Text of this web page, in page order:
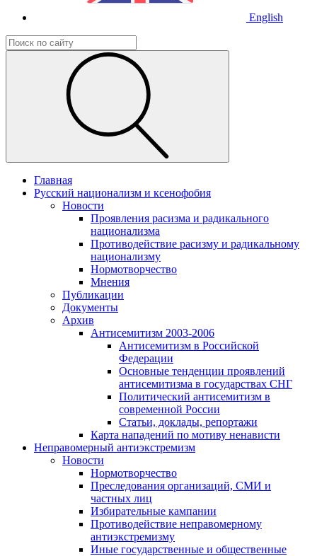
English
Главная
Русский национализм и ксенофобия
Новости
Проявления расизма и радикального
национализма
Противодействие расизму и радикальному
национализму
Нормотворчество
Мнения
Публикации
Документы
Архив
Антисемитизм 2003-2006
Антисемитизм в Российской
Федерации
Основные тенденции проявлений
антисемитизма в государствах СНГ
Политический антисемитизм в
современной России
Статьи, доклады, репортажи
Карта нападений по мотиву ненависти
Неправомерный антиэкстремизм
Новости
Нормотворчество
Преследования организаций, СМИ и
частных лиц
Избирательные кампании
Противодействие неправомерному
антиэкстремизму
Иные государственные и общественные